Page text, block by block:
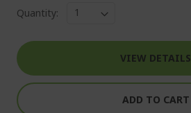
Quantity:
VIEW DETAILS
ADD TO CART